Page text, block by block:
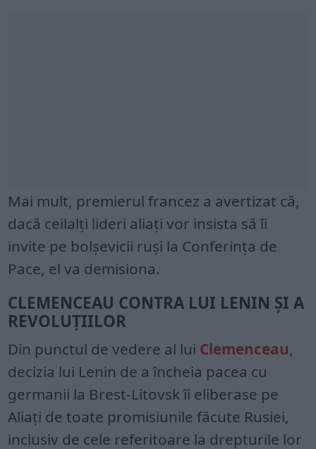
Mai mult, premierul francez a avertizat că,
dacă ceilalți lideri aliați vor insista să îi
invite pe bolșevicii ruși la Conferința de
Pace, el va demisiona.
CLEMENCEAU CONTRA LUI LENIN ȘI A
REVOLUȚIILOR
Din punctul de vedere al lui Clemenceau,
decizia lui Lenin de a încheia pacea cu
germanii la Brest-Litovsk îi eliberase pe
Aliați de toate promisiunile făcute Rusiei,
inclusiv de cele referitoare la drepturile lor